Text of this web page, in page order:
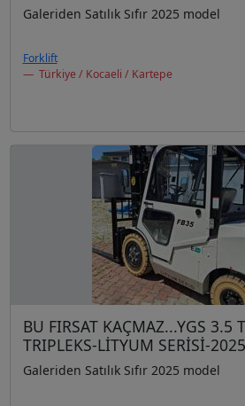
Galeriden Satılık Sıfır 2025 model
Forklift
Türkiye / Kocaeli / Kartepe
BU FIRSAT KAÇMAZ...YGS 3.5
TRIPLEKS-LİTYUM SERİSİ-
Galeriden Satılık Sıfır 2025 model